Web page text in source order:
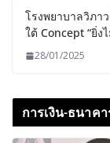
โรงพยาบาลวิภา
ใต้ Concept “ยิ่ง
28/01/2025
การเงิน-ธนาค